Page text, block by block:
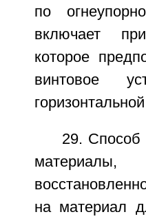
по
включает
которое
винтовое
29. Способ
на материал